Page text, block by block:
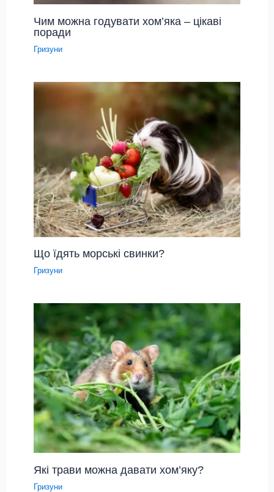
Чим можна годувати хом’яка – цікаві
поради
Гризуни
Що їдять морські свинки?
Гризуни
Які трави можна давати хом’яку?
Гризуни